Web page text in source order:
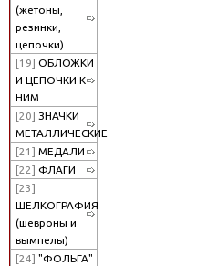
(жетоны,
резинки,
цепочки)
[19] ОБЛОЖКИ
И ЦЕПОЧКИ К
НИМ
[20] ЗНАЧКИ
МЕТАЛЛИЧЕСКИЕ
[21] МЕДАЛИ
[22] ФЛАГИ
[23]
ШЕЛКОГРАФИЯ
(шевроны и
вымпелы)
[24] "ФОЛЬГА"